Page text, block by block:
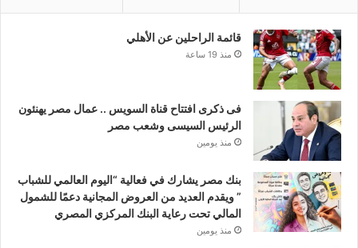
قائمة الراحلين عن الأهلي
منذ 19 ساعة
فى ذكرى افتتاح قناة السويس .. عمال مصر يهنئون
الرئيس السيسى وشعب مصر
منذ يومين
بنك مصر يشارك في فعالية “اليوم العالمي للشباب
” ويقدم العديد من العروض المجانية دعمًا للشمول
المالي تحت رعاية البنك المركزي المصري
منذ يومين